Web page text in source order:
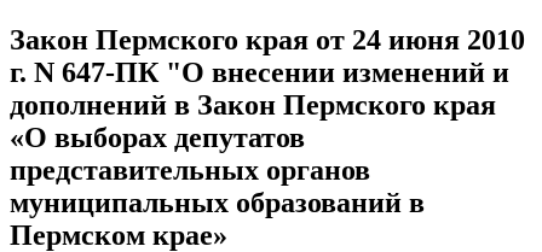
Закон Пермского края от 24 июня 2010
г. N 647-ПК "О внесении изменений и
дополнений в Закон Пермского края
«О выборах депутатов
представительных органов
муниципальных образований в
Пермском крае»